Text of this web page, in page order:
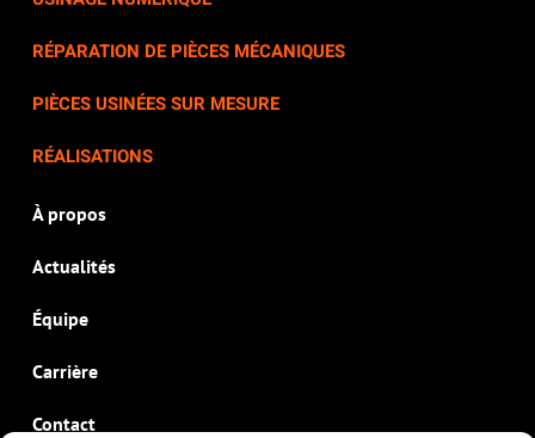
RÉPARATION DEPIÈCES MÉCANIQUES
PIÈCES USINÉESSUR MESURE
RÉALISATIONS
À propos
Actualités
Équipe
Carrière
Contact